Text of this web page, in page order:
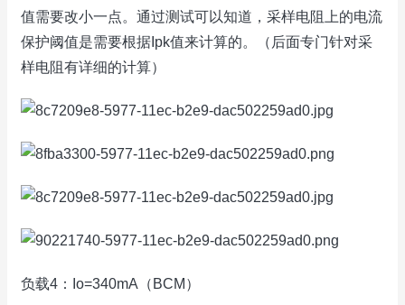
值需要改小一点。通过测试可以知道，采样电阻上的电流
保护阈值是需要根据Ipk值来计算的。（后面专门针对采
样电阻有详细的计算）
负载4：Io=340mA（BCM）